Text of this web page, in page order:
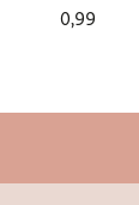
0,99